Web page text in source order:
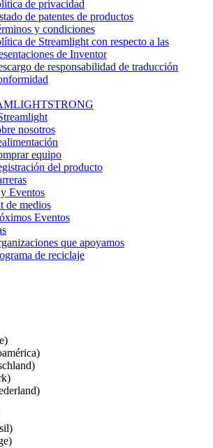
de privacidad
de patentes de productos
y condiciones
de Streamlight con respecto a las
de Inventor
de responsabilidad de traducción
nosotros
equipo
del producto
Eventos
de medios
Eventos
que apoyamos
de reciclaje